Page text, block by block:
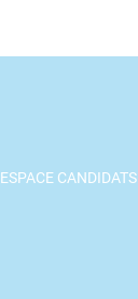
ESPACE CANDIDATS